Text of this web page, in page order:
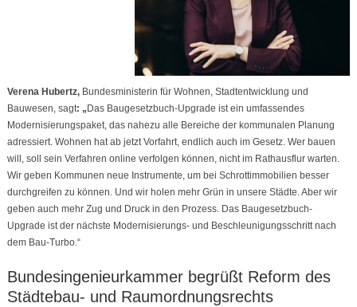
Verena Hubertz, Bundesministerin für Wohnen, Stadtentwicklung und
Bauwesen, sagt: „ Das Baugesetzbuch-Upgrade ist ein umfassendes
Modernisierungspaket, das nahezu alle Bereiche der kommunalen Planung
adressiert. Wohnen hat ab jetzt Vorfahrt, endlich auch im Gesetz. Wer bauen
will, soll sein Verfahren online verfolgen können, nicht im Rathausflur warten.
Wir geben Kommunen neue Instrumente, um bei Schrottimmobilien besser
durchgreifen zu können. Und wir holen mehr Grün in unsere Städte. Aber wir
geben auch mehr Zug und Druck in den Prozess. Das Baugesetzbuch-
Upgrade ist der nächste Modernisierungs- und Beschleunigungsschritt nach
dem Bau-Turbo.“
Bundesingenieurkammer begrüßt Reform des
Städtebau- und Raumordnungsrechts